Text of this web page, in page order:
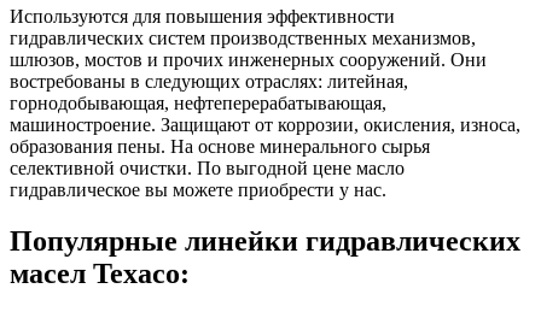
Используются для повышения эффективности
гидравлических систем производственных механизмов,
шлюзов, мостов и прочих инженерных сооружений. Они
востребованы в следующих отраслях: литейная,
горнодобывающая, нефтеперерабатывающая,
машиностроение. Защищают от коррозии, окисления, износа,
образования пены. На основе минерального сырья
селективной очистки. По выгодной цене масло
гидравлическое вы можете приобрести у нас.
Популярные линейки гидравлических
масел Texaco: